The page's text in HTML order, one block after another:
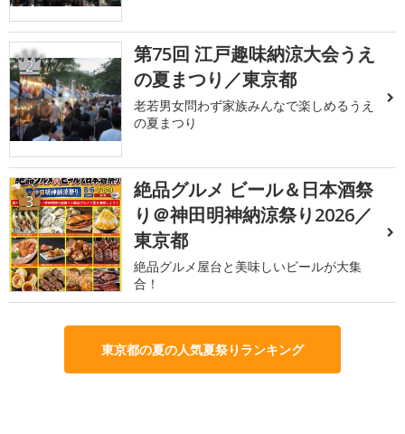
2
第75回 江戸趣味納涼大会うえ
の夏まつり／東京都
老若男女問わず家族みんなで楽しめるうえ
の夏まつり
3
絶品グルメ ビール＆日本酒祭
り＠神田明神納涼祭り2026／
東京都
絶品グルメ屋台と美味しいビールが大集
合！
東京都の夏の人気夏祭りランキング